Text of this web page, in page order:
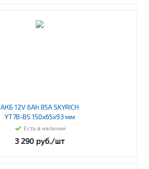
АКБ 12V 6Ah 85A SKYRICH
YT7B-BS 150x65x93 мм
Есть в наличии
3 290 руб./шт